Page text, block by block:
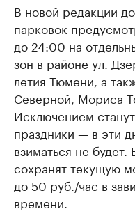
В новой редакции
парковок
до 24:00 на
зон в районе ул.
летия Тюмени, а
Северной, Мориса
Исключением
праздники — в эти
взиматься не
сохранят текущую
до 50 руб./час в
времени.